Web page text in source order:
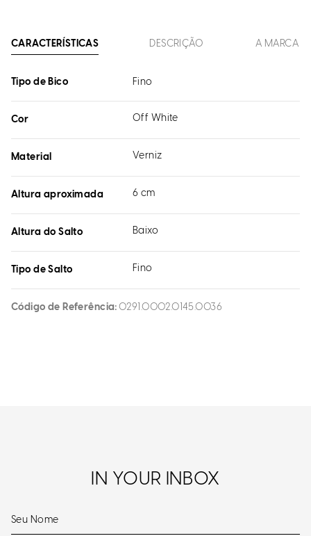
CARACTERÍSTICAS DESCRIÇÃO A MARCA
Tipo de Bico Fino
Cor Off White
Material Verniz
Altura aproximada 6 cm
Altura do Salto Baixo
Tipo de Salto Fino
Código de Referência 0291.0002.0145.0036
IN YOUR INBOX